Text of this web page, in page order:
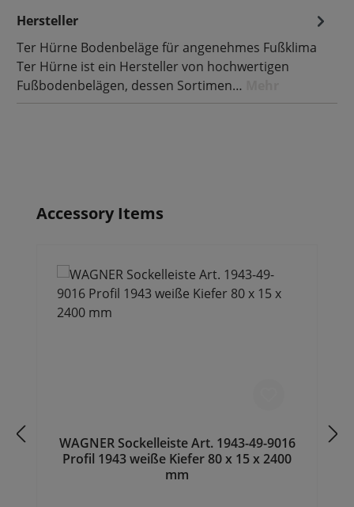
Hersteller
Ter Hürne Bodenbeläge für angenehmes Fußklima
Ter Hürne ist ein Hersteller von hochwertigen
Fußbodenbelägen, dessen Sortimen…
Produktgalerie überspringen
Accessory Items
WAGNER Sockelleiste Art. 1943-49-9016
Profil 1943 weiße Kiefer 80 x 15 x 2400
mm